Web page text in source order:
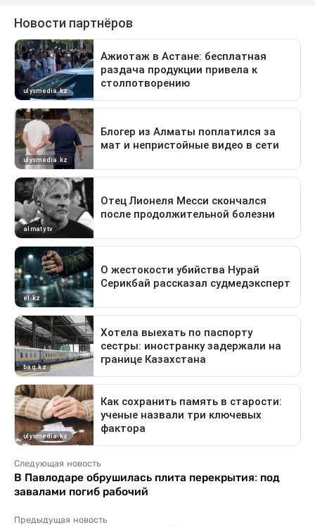
Следующая новость
В Павлодаре обрушилась плита перекрытия: под
завалами погиб рабочий
Предыдущая новость